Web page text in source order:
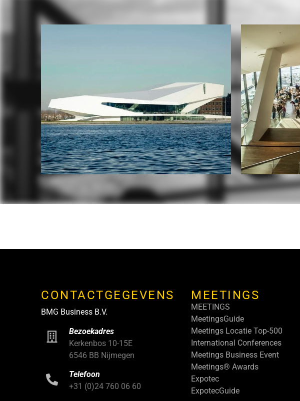
CONTACTGEGEVENS
BMG Business B.V.
Bezoekadres
Kerkenbos 10-15E
6546 BB Nijmegen
Telefoon
+31 (0)24 760 06 60
MEETINGS
MEETINGS
MeetingsGuide
Meetings Locatie Top-500
International Conferences
Meetings Business Event
Meetings® Awards
Expotec
ExpotecGuide